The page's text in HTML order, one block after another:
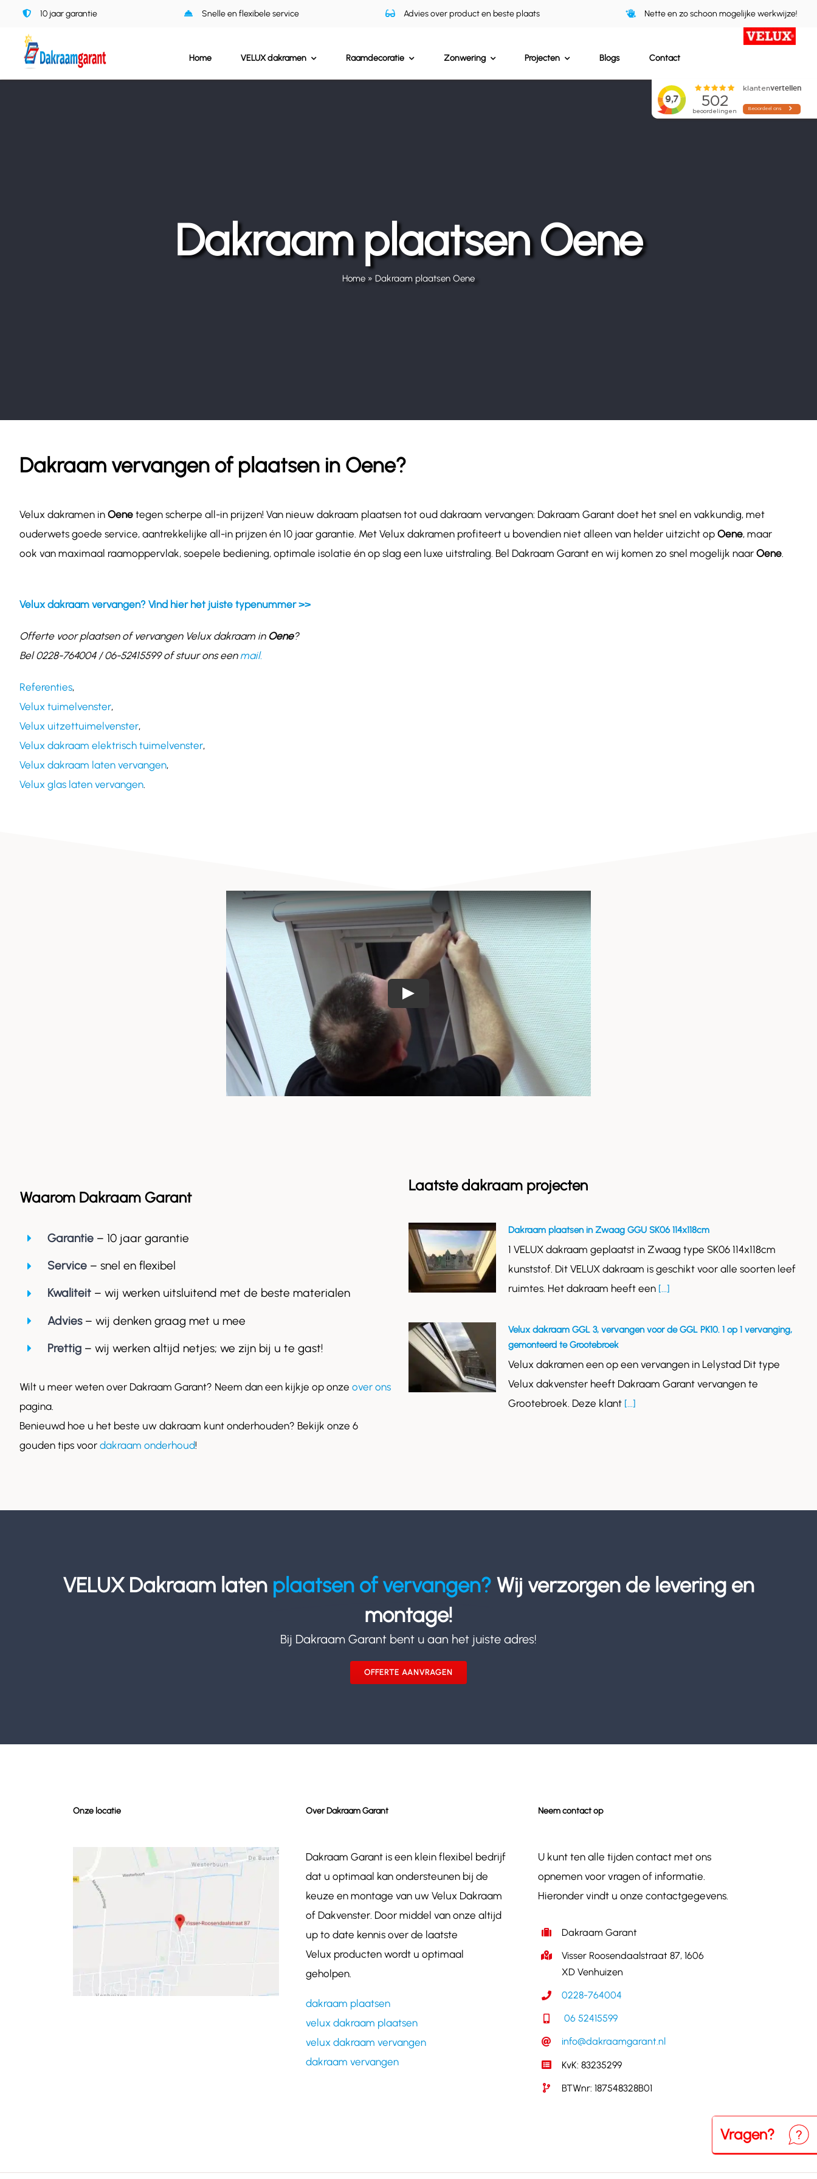
inhoud
10 jaar garantie Snelle en flexibele service Advies over product en beste plaats Nette en zo schoon mogelijke werkwijze!
Home VELUX dakramen Raamdecoratie Zonwering Projecten Blogs Contact
Dakraam plaatsen Oene
Home » Dakraam plaatsen Oene
Dakraam vervangen of plaatsen in Oene?
Velux dakramen in Oene tegen scherpe all-in prijzen! Van nieuw dakraam plaatsen tot oud dakraam vervangen: Dakraam Garant doet het snel en vakkundig, met
ouderwets goede service, aantrekkelijke all-in prijzen én 10 jaar garantie. Met Velux dakramen profiteert u bovendien niet alleen van helder uitzicht op Oene, maar
ook van maximaal raamoppervlak, soepele bediening, optimale isolatie én op slag een luxe uitstraling. Bel Dakraam Garant en wij komen zo snel mogelijk naar Oene.
Velux dakraam vervangen? Vind hier het juiste typenummer >>
Offerte voor plaatsen of vervangen Velux dakraam in Oene?
Bel 0228-764004 / 06-52415599 of stuur ons een mail.
Referenties,
Velux tuimelvenster,
Velux uitzettuimelvenster,
Velux dakraam elektrisch tuimelvenster,
Velux dakraam laten vervangen,
Velux glas laten vervangen.
Waarom Dakraam Garant
Garantie– 10 jaar garantie
Service – snel en flexibel
Kwaliteit– wij werken uitsluitend met de beste materialen
Advies– wij denken graag met u mee
Prettig– wij werken altijd netjes; we zijn bij u te gast!
Wilt u meer weten over Dakraam Garant? Neem dan een kijkje op onze over ons
pagina.
Benieuwd hoe u het beste uw dakraam kunt onderhouden? Bekijk onze 6
gouden tips voor dakraam onderhoud!
Laatste dakraam projecten
Dakraam plaatsen in Zwaag GGU SK06 114x118cm
1 VELUX dakraam geplaatst in Zwaag type SK06 114x118cm
kunststof. Dit VELUX dakraam is geschikt voor alle soorten leef
ruimtes. Het dakraam heeft een [...]
Velux dakraam GGL 3, vervangen voor de GGL PK10. 1 op 1 vervanging,
gemonteerd te Grootebroek
Velux dakramen een op een vervangen in Lelystad Dit type
Velux dakvenster heeft Dakraam Garant vervangen te
Grootebroek. Deze klant [...]
VELUX Dakraam laten plaatsen of vervangen? Wij verzorgen de levering en
montage!
Bij Dakraam Garant bent u aan het juiste adres!
OFFERTE AANVRAGEN
Onze locatie Over Dakraam Garant
Dakraam Garant is een klein flexibel bedrijf
dat u optimaal kan ondersteunen bij de
keuze en montage van uw Velux Dakraam
of Dakvenster. Door middel van onze altijd
up to date kennis over de laatste
Velux producten wordt u optimaal
geholpen.
dakraam plaatsen
velux dakraam plaatsen
velux dakraam vervangen
dakraam vervangen
Neem contact op
U kunt ten alle tijden contact met ons
opnemen voor vragen of informatie.
Hieronder vindt u onze contactgegevens.
Dakraam Garant
Visser Roosendaalstraat 87, 1606
XD Venhuizen
0228-764004
06 52415599
info@dakraamgarant.nl
KvK: 83235299
BTWnr: 187548328B01
Vragen?